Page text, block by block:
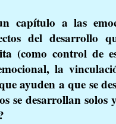
capítulo a las
del desarrollo
(como control de
la
ayuden a que se
se desarrollan